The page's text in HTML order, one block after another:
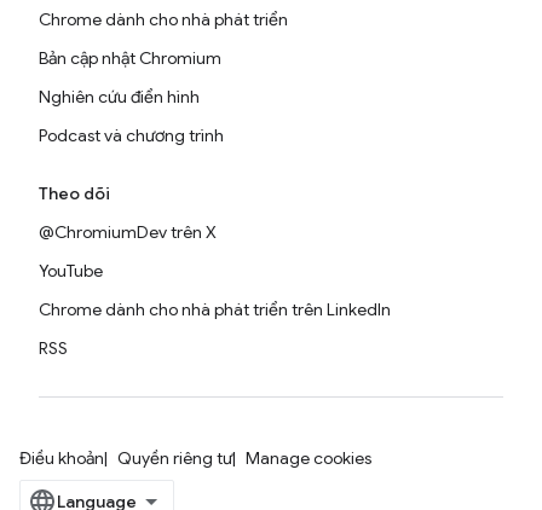
Chrome dành cho nhà phát triển
Bản cập nhật Chromium
Nghiên cứu điển hình
Podcast và chương trình
Theo dõi
@ChromiumDev trên X
YouTube
Chrome dành cho nhà phát triển trên LinkedIn
RSS
Điều khoản Quyền riêng tư Manage cookies